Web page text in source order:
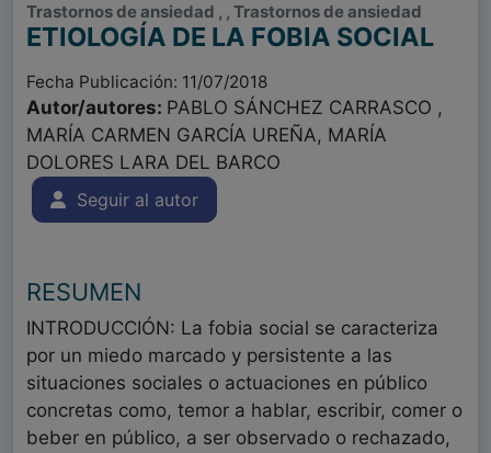
Trastornos de ansiedad , , Trastornos de ansiedad
ETIOLOGÍA DE LA FOBIA SOCIAL
Fecha Publicación: 11/07/2018
Autor/autores: PABLO SÁNCHEZ CARRASCO ,
MARÍA CARMEN GARCÍA UREÑA, MARÍA
DOLORES LARA DEL BARCO
Seguir al autor
RESUMEN
INTRODUCCIÓN: La fobia social se caracteriza
por un miedo marcado y persistente a las
situaciones sociales o actuaciones en público
concretas como, temor a hablar, escribir, comer o
beber en público, a ser observado o rechazado,